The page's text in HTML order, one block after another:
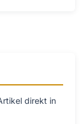
direkt in